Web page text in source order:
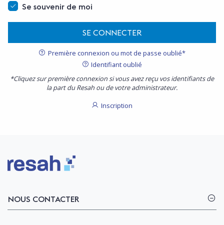
Se souvenir de moi
SE CONNECTER
Première connexion ou mot de passe oublié*
Identifiant oublié
*Cliquez sur première connexion si vous avez reçu vos identifiants de
la part du Resah ou de votre administrateur.
Inscription
Logo Resah
NOUS CONTACTER